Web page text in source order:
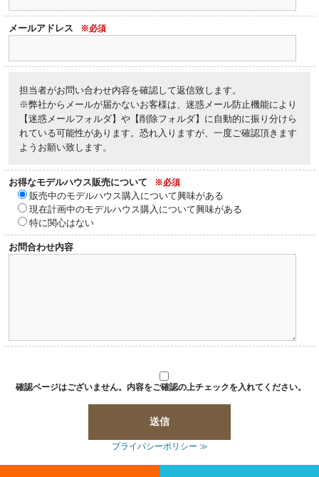
メールアドレス ※必須
担当者がお問い合わせ内容を確認して返信致します。
※弊社からメールが届かないお客様は、迷惑メール防止機能により
【迷惑メールフォルダ】や【削除フォルダ】に自動的に振り分けら
れている可能性があります。恐れ入りますが、一度ご確認頂きます
ようお願い致します。
お得なモデルハウス販売について ※必須
販売中のモデルハウス購入について興味がある
現在計画中のモデルハウス購入について興味がある
特に関心はない
お問合わせ内容
確認ページはございません。内容をご確認の上チェックを入れてください。
プライバシーポリシー ≫